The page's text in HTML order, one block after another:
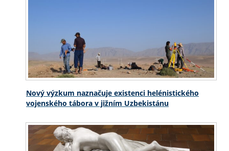
Nový výzkum naznačuje existenci helénistického
vojenského tábora v jižním Uzbekistánu